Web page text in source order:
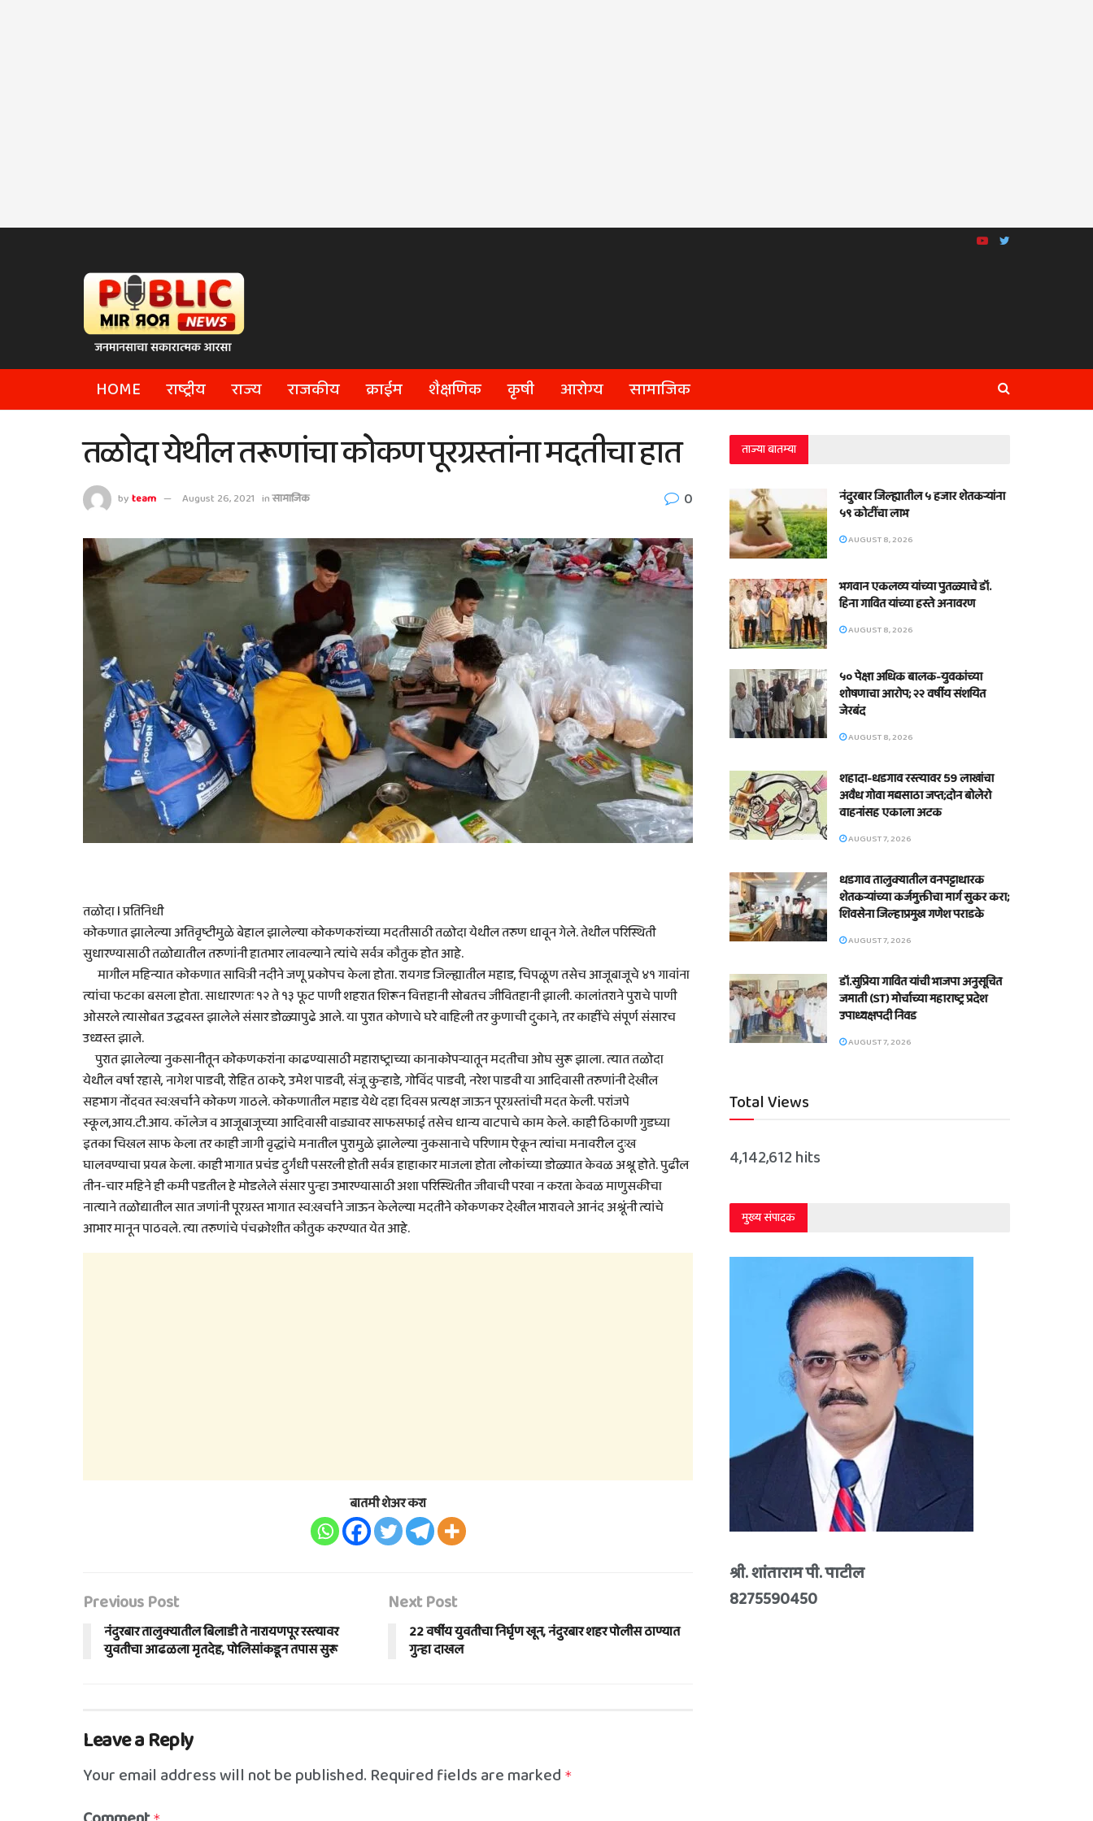
HOME राष्ट्रीय राज्य राजकीय क्राईम शैक्षणिक कृषी आरोग्य सामाजिक
तळोदा येथील तरूणांचा कोकण पूरग्रस्तांना मदतीचा हात
byteam August 26, 2021 inसामाजिक 0
तळोदा l प्रतिनिधी
कोकणात झालेल्या अतिवृष्टीमुळे बेहाल झालेल्या कोकणकरांच्या मदतीसाठी तळोदा येथील तरुण धावून गेले. तेथील परिस्थिती
सुधारण्यासाठी तळोद्यातील तरुणांनी हातभार लावल्याने त्यांचे सर्वत्र कौतुक होत आहे.
मागील महिन्यात कोकणात सावित्री नदीने जणू प्रकोपच केला होता. रायगड जिल्ह्यातील महाड, चिपळूण तसेच आजूबाजूचे ४१ गावांना
त्यांचा फटका बसला होता. साधारणतः १२ ते १३ फूट पाणी शहरात शिरून वित्तहानी सोबतच जीवितहानी झाली. कालांतराने पुराचे पाणी
ओसरले त्यासोबत उद्धवस्त झालेले संसार डोळ्यापुढे आले. या पुरात कोणाचे घरे वाहिली तर कुणाची दुकाने, तर काहींचे संपूर्ण संसारच
उध्वस्त झाले.
पुरात झालेल्या नुकसानीतून कोकणकरांना काढण्यासाठी महाराष्ट्राच्या कानाकोपऱ्यातून मदतीचा ओघ सुरू झाला. त्यात तळोदा
येथील वर्षा रहासे, नागेश पाडवी, रोहित ठाकरे, उमेश पाडवी, संजू कुऱ्हाडे, गोविंद पाडवी, नरेश पाडवी या आदिवासी तरुणांनी देखील
सहभाग नोंदवत स्व:खर्चाने कोकण गाठले. कोकणातील महाड येथे दहा दिवस प्रत्यक्ष जाऊन पूरग्रस्तांची मदत केली. परांजपे
स्कूल,आय.टी.आय. कॉलेज व आजूबाजूच्या आदिवासी वाड्यावर साफसफाई तसेच धान्य वाटपाचे काम केले. काही ठिकाणी गुडघ्या
इतका चिखल साफ केला तर काही जागी वृद्धांचे मनातील पुरामुळे झालेल्या नुकसानाचे परिणाम ऐकून त्यांचा मनावरील दुःख
घालवण्याचा प्रयत्न केला. काही भागात प्रचंड दुर्गंधी पसरली होती सर्वत्र हाहाकार माजला होता लोकांच्या डोळ्यात केवळ अश्रू होते. पुढील
तीन-चार महिने ही कमी पडतील हे मोडलेले संसार पुन्हा उभारण्यासाठी अशा परिस्थितीत जीवाची परवा न करता केवळ माणुसकीचा
नात्याने तळोद्यातील सात जणांनी पूरग्रस्त भागात स्व:खर्चाने जाऊन केलेल्या मदतीने कोकणकर देखील भारावले आनंद अश्रूंनी त्यांचे
आभार मानून पाठवले. त्या तरुणांचे पंचक्रोशीत कौतुक करण्यात येत आहे.
बातमी शेअर करा
Previous Post
नंदुरबार तालुक्यातील बिलाडी ते नारायणपूर रस्त्यावर
युवतीचा आढळला मृतदेह, पोलिसांकडून तपास सुरू
Next Post
22 वर्षीय युवतीचा निर्घृण खून, नंदुरबार शहर पोलीस ठाण्यात
गुन्हा दाखल
Leave a Reply
Your email address will not be published. Required fields are marked *
ताज्या बातम्या
नंदुरबार जिल्ह्यातील ५ हजार शेतकऱ्यांना
५९ कोटींचा लाभ
AUGUST 8, 2026
भगवान एकलव्य यांच्या पुतळ्याचे डॉ.
हिना गावित यांच्या हस्ते अनावरण
AUGUST 8, 2026
५० पेक्षा अधिक बालक-युवकांच्या
शोषणाचा आरोप; २२ वर्षीय संशयित
जेरबंद
AUGUST 8, 2026
शहादा-धडगाव रस्त्यावर 59 लाखांचा
अवैध गोवा मद्यसाठा जप्त;दोन बोलेरो
वाहनांसह एकाला अटक
AUGUST 7, 2026
धडगाव तालुक्यातील वनपट्टाधारक
शेतकऱ्यांच्या कर्जमुक्तीचा मार्ग सुकर करा;
शिवसेना जिल्हाप्रमुख गणेश पराडके
AUGUST 7, 2026
डॉ.सुप्रिया गावित यांची भाजपा अनुसूचित
जमाती (ST) मोर्चाच्या महाराष्ट्र प्रदेश
उपाध्यक्षपदी निवड
AUGUST 7, 2026
Total Views
4,142,612 hits
मुख्य संपादक
श्री. शांताराम पी. पाटील
8275590450